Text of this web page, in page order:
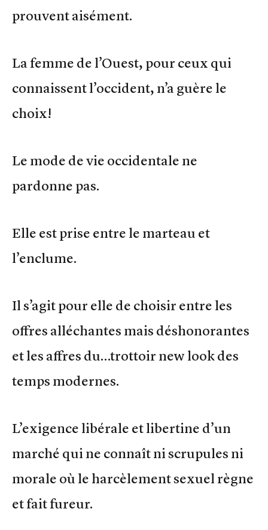
prouvent aisément.
La femme de l’Ouest, pour ceux qui
connaissent l’occident, n’a guère le
choix!
Le mode de vie occidentale ne
pardonne pas.
Elle est prise entre le marteau et
l’enclume.
Il s’agit pour elle de choisir entre les
offres alléchantes mais déshonorantes
et les affres du…trottoir new look des
temps modernes.
L’exigence libérale et libertine d’un
marché qui ne connaît ni scrupules ni
morale où le harcèlement sexuel règne
et fait fureur.